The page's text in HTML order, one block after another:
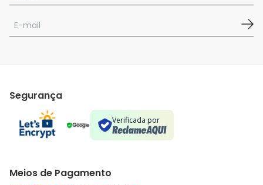
Segurança
Verificada por
Meios de Pagamento